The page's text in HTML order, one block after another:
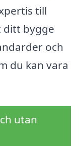
till
ditt bygge
och
du kan vara
utan